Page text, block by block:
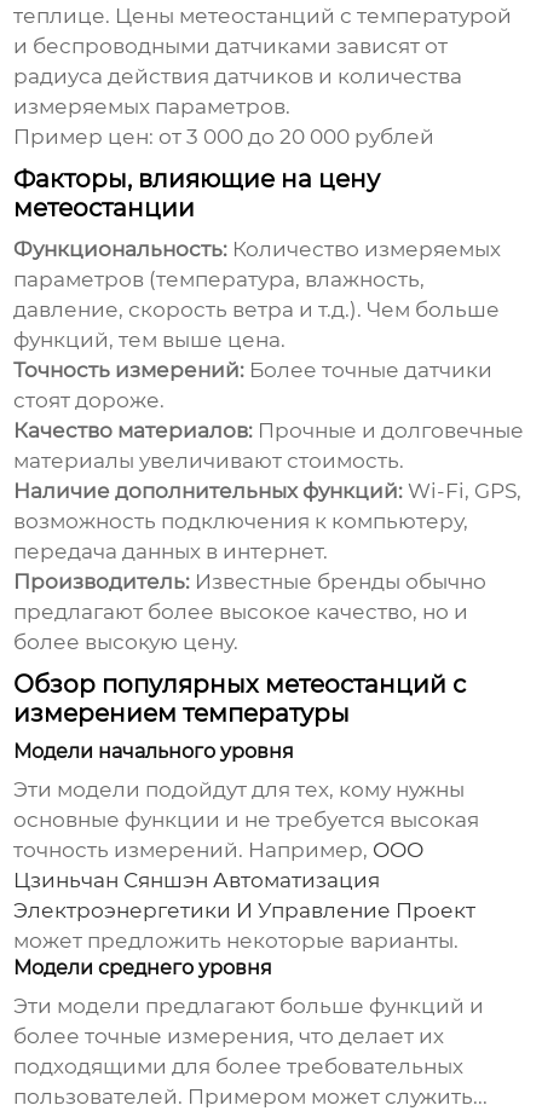
теплице. Цены метеостанций с температурой
и беспроводными датчиками зависят от
радиуса действия датчиков и количества
измеряемых параметров.
Пример цен: от 3 000 до 20 000 рублей
Факторы, влияющие на цену
метеостанции
Функциональность: Количество измеряемых
параметров (температура, влажность,
давление, скорость ветра и т.д.). Чем больше
функций, тем выше цена.
Точность измерений: Более точные датчики
стоят дороже.
Качество материалов: Прочные и долговечные
материалы увеличивают стоимость.
Наличие дополнительных функций: Wi-Fi, GPS,
возможность подключения к компьютеру,
передача данных в интернет.
Производитель: Известные бренды обычно
предлагают более высокое качество, но и
более высокую цену.
Обзор популярных метеостанций с
измерением температуры
Модели начального уровня
Эти модели подойдут для тех, кому нужны
основные функции и не требуется высокая
точность измерений. Например, ООО
Цзиньчан Сяншэн Автоматизация
Электроэнергетики И Управление Проект
может предложить некоторые варианты.
Модели среднего уровня
Эти модели предлагают больше функций и
более точные измерения, что делает их
подходящими для более требовательных
пользователей. Примером может служить...